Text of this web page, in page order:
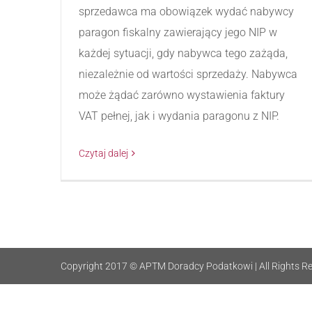
sprzedawca ma obowiązek wydać nabywcy
paragon fiskalny zawierający jego NIP w
każdej sytuacji, gdy nabywca tego zażąda,
niezależnie od wartości sprzedaży. Nabywca
może żądać zarówno wystawienia faktury
VAT pełnej, jak i wydania paragonu z NIP.
Czytaj dalej
Copyright 2017 © APTM Doradcy Podatkowi | All Rights